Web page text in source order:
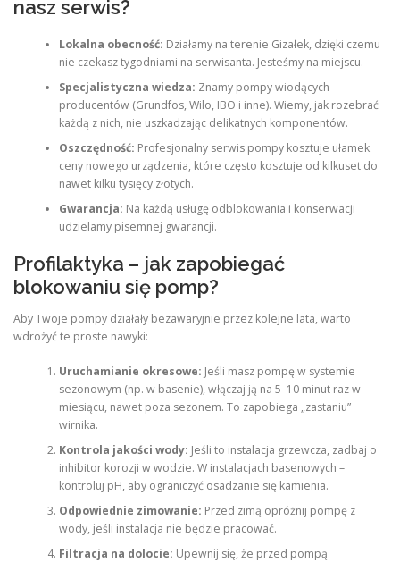
nasz serwis?
Lokalna obecność: Działamy na terenie Gizałek, dzięki czemu
nie czekasz tygodniami na serwisanta. Jesteśmy na miejscu.
Specjalistyczna wiedza: Znamy pompy wiodących
producentów (Grundfos, Wilo, IBO i inne). Wiemy, jak rozebrać
każdą z nich, nie uszkadzając delikatnych komponentów.
Oszczędność: Profesjonalny serwis pompy kosztuje ułamek
ceny nowego urządzenia, które często kosztuje od kilkuset do
nawet kilku tysięcy złotych.
Gwarancja: Na każdą usługę odblokowania i konserwacji
udzielamy pisemnej gwarancji.
Profilaktyka – jak zapobiegać
blokowaniu się pomp?
Aby Twoje pompy działały bezawaryjnie przez kolejne lata, warto
wdrożyć te proste nawyki:
Uruchamianie okresowe: Jeśli masz pompę w systemie
sezonowym (np. w basenie), włączaj ją na 5–10 minut raz w
miesiącu, nawet poza sezonem. To zapobiega „zastaniu”
wirnika.
Kontrola jakości wody: Jeśli to instalacja grzewcza, zadbaj o
inhibitor korozji w wodzie. W instalacjach basenowych –
kontroluj pH, aby ograniczyć osadzanie się kamienia.
Odpowiednie zimowanie: Przed zimą opróżnij pompę z
wody, jeśli instalacja nie będzie pracować.
Filtracja na dolocie: Upewnij się, że przed pompą